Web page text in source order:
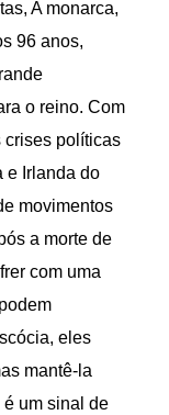
A monarca,
96 anos,
o reino. Com
crises políticas
e Irlanda do
movimentos
a morte de
com uma
eles
mantê-la
é um sinal de